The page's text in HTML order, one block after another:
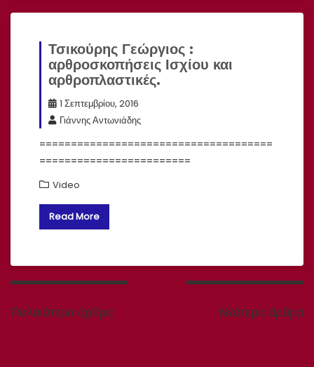
Τσικούρης Γεώργιος :
αρθροσκοπήσεις Ισχίου και
αρθροπλαστικές.
1 Σεπτεμβρίου, 2016
Γιάννης Αντωνιάδης
=====================================
========================
Video
Read More
Πλοήγηση
άρθρων
Παλαιότερα άρθρα Νεότερα άρθρα